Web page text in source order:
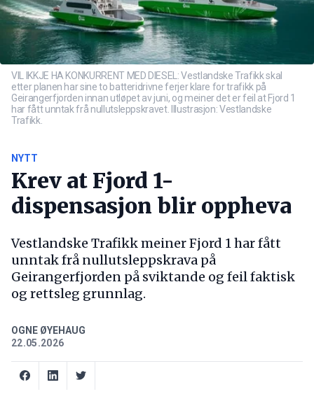
VIL IKKJE HA KONKURRENT MED DIESEL: Vestlandske Trafikk skal
etter planen har sine to batteridrivne ferjer klare for trafikk på
Geirangerfjorden innan utløpet av juni, og meiner det er feil at Fjord 1
har fått unntak frå nullutsleppskravet. Illustrasjon: Vestlandske
Trafikk.
NYTT
Krev at Fjord 1-
dispensasjon blir oppheva
Vestlandske Trafikk meiner Fjord 1 har fått
unntak frå nullutsleppskrava på
Geirangerfjorden på sviktande og feil faktisk
og rettsleg grunnlag.
OGNE ØYEHAUG
22.05.2026